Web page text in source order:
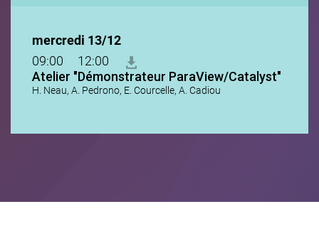
mercredi 13/12
09:00
12:00
Atelier "Démonstrateur ParaView/Catalyst"
H. Neau, A. Pedrono, E. Courcelle, A. Cadiou